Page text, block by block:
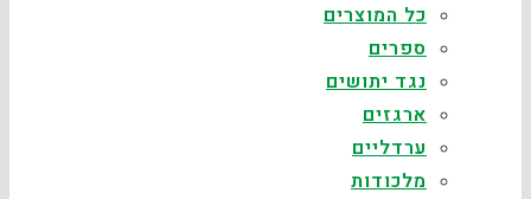
כל המוצרים
ספרים
נגד יתושים
ארגזים
ערדליים
מלכודות